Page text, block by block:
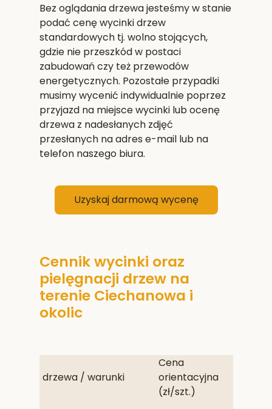
Bez oglądania drzewa jesteśmy w stanie
podać cenę wycinki drzew
standardowych tj. wolno stojących,
gdzie nie przeszkód w postaci
zabudowań czy też przewodów
energetycznych. Pozostałe przypadki
musimy wycenić indywidualnie poprzez
przyjazd na miejsce wycinki lub ocenę
drzewa z nadesłanych zdjęć
przesłanych na adres e-mail lub na
telefon naszego biura.
Uzyskaj darmową wycenę
Cennik wycinki oraz
pielęgnacji drzew na
terenie Ciechanowa i
okolic
drzewa / warunki
Cena
orientacyjna
(zł/szt.)